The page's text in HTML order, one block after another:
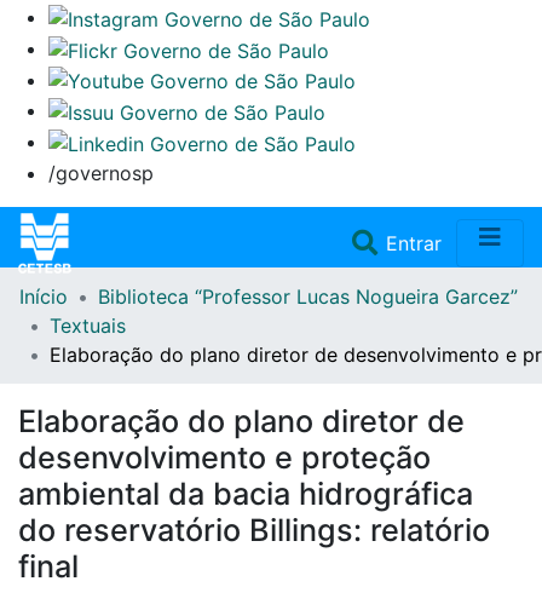
/governosp
Entrar(current)
Home
Repositório
Doações/Aquisições
Início
Biblioteca “Professor Lucas Nogueira Garcez”
Textuais
Elaboração do plano diretor de desenvolvimento e
Elaboração do plano diretor de
desenvolvimento e proteção
ambiental da bacia hidrográfica
do reservatório Billings: relatório
final